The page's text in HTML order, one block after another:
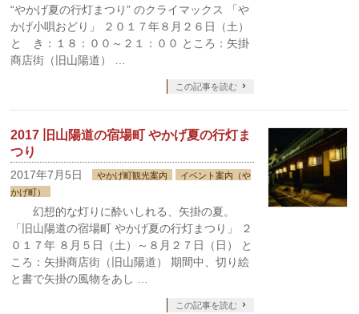
“やかげ夏の行灯まつり” のクライマックス 「や
かげ小唄おどり」 ２０１７年８月２６日（土）
と き：１８：００～２１：００ ところ：矢掛
商店街（旧山陽道） …
この記事を読む
2017 旧山陽道の宿場町 やかげ夏の行灯ま
つり
2017年7月5日 やかげ町観光案内
イベント案内（や
かげ町）
幻想的な灯りに酔いしれる、矢掛の夏。
「旧山陽道の宿場町 やかげ夏の行灯まつり」 ２
０１７年 ８月５日（土）～８月２７日（日） と
ころ：矢掛商店街（旧山陽道） 期間中、切り絵
と書で矢掛の風物をあし …
この記事を読む